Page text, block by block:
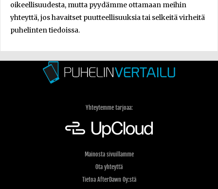
oikeellisuudesta, mutta pyydämme ottamaan meihin
yhteyttä, jos havaitset puutteellisuuksia tai selkeitä virheitä
puhelinten tiedoissa.
Yhteytemme tarjoaa:
Mainosta sivuillamme
Ota yhteyttä
Tietoa AfterDawn Oy:stä